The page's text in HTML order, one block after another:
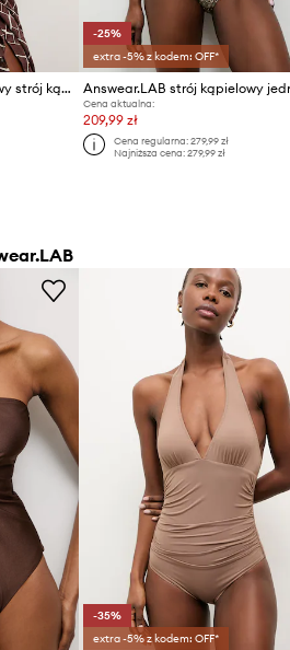
Answear.LAB jednoczęściowy strój kąpielowy
-25%
extra -5% z kodem: OFF*
Cena aktualna:
209,99 zł
Cena regularna: 279,99 zł
Najniższa cena: 279,99 zł
-35%
extra -5% z kodem: OFF*